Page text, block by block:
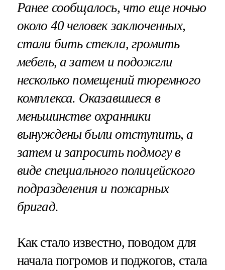
Ранее сообщалось, что еще ночью
около 40 человек заключенных,
стали бить стекла, громить
мебель, а затем и подожгли
несколько помещений тюремного
комплекса. Оказавшиеся в
меньшинстве охранники
вынуждены были отступить, а
затем и запросить подмогу в
виде специального полицейского
подразделения и пожарных
бригад.
Как стало известно, поводом для
начала погромов и поджогов, стала